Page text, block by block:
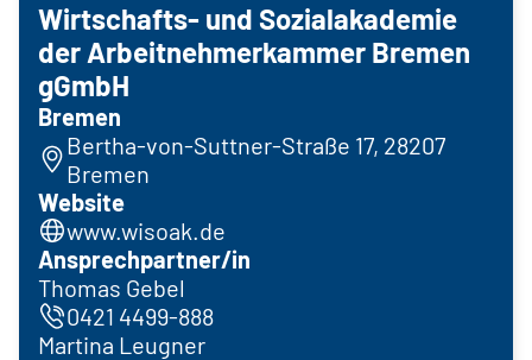
Wirtschafts- und Sozialakademie
der Arbeitnehmerkammer Bremen
gGmbH
Bremen
Bertha-von-Suttner-Straße 17, 28207
Bremen
Website
www.wisoak.de
Ansprechpartner/in
Thomas Gebel
0421 4499-888
Martina Leugner